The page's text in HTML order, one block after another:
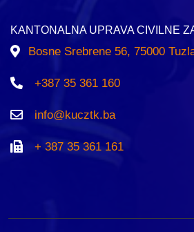
KANTONALNA UPRAVA CIVILNE
Bosne Srebrene 56, 75000
+387 35 361 160
info@kucztk.ba
+ 387 35 361 161